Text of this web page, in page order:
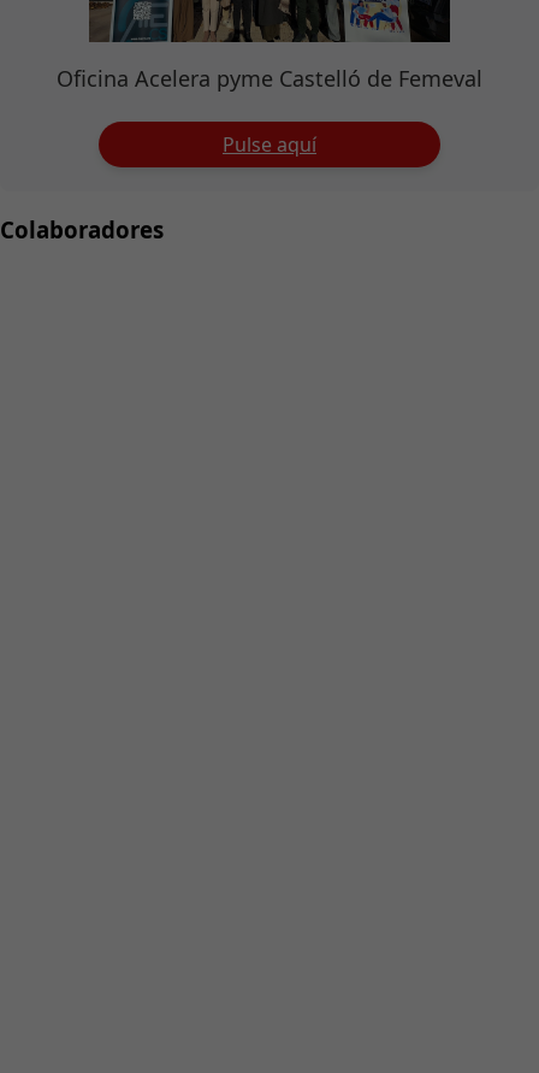
Oficina Acelera pyme Castelló de Femeval
Pulse aquí
Colaboradores